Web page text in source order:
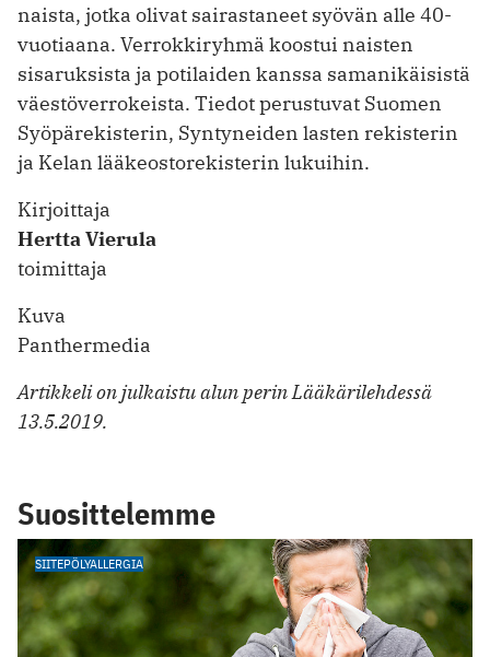
naista, jotka olivat sairastaneet syövän alle 40-
vuotiaana. Verrokkiryhmä koostui naisten
sisaruksista ja potilaiden kanssa samanikäisistä
väestöverrokeista. Tiedot perustuvat Suomen
Syöpärekisterin, Syntyneiden lasten rekisterin
ja Kelan lääkeostorekisterin lukuihin.
Kirjoittaja
Hertta Vierula
toimittaja
Kuva
Panthermedia
Artikkeli on julkaistu alun perin Lääkärilehdessä
13.5.2019.
Suosittelemme
SIITEPÖLYALLERGIA